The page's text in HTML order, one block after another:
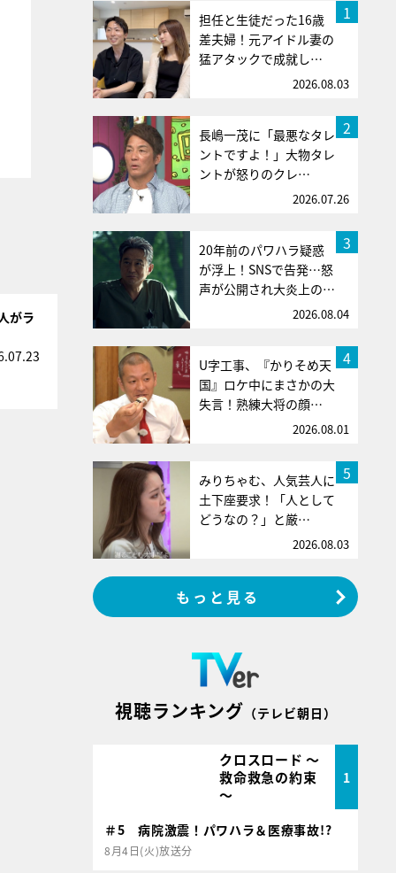
がラ
1
担任と生徒だった16歳
差夫婦！元アイドル妻の
猛アタックで成就し…
2026.08.03
2
長嶋一茂に「最悪なタレ
ントですよ！」大物タレ
ントが怒りのクレ…
2026.07.26
3
20年前のパワハラ疑惑
が浮上！SNSで告発…怒
声が公開され大炎上の…
2026.08.04
4
U字工事、『かりそめ天
国』ロケ中にまさかの大
失言！熟練大将の顔…
2026.08.01
5
みりちゃむ、人気芸人に
土下座要求！「人として
どうなの？」と厳…
2026.08.03
もっと見る
視聴ランキング （テレビ朝日）
クロスロード ～
救命救急の約束
～
1
＃5 病院激震！パワハラ＆医療事故!?
8月4日(火)放送分